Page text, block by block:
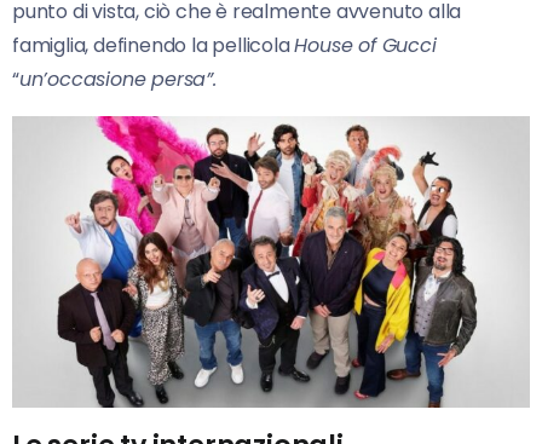
punto di vista, ciò che è realmente avvenuto alla
famiglia, definendo la pellicolaHouse of Gucci
“un’occasione persa”.